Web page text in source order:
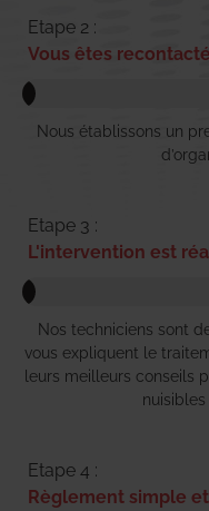
Etape 2 :
Vous êtes recontacté
Nous établissons un
Etape 3 :
L'intervention est
Nos techniciens sont
vous expliquent le
leurs meilleurs conseils
Etape 4 :
Règlement simple